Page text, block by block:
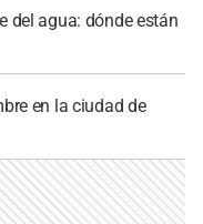
del agua: dónde están
en la ciudad de